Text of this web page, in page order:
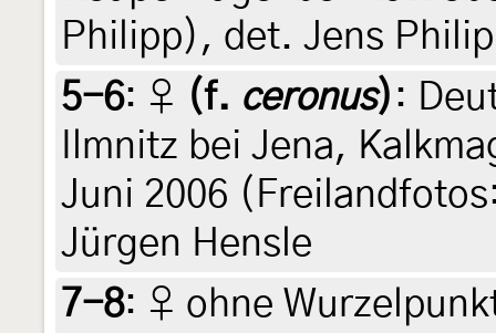
Philipp), det. Jens
5-6: ♀ (f. ceronus) :
Ilmnitz bei Jena,
Juni 2006
Jürgen Hensle
7-8: ♀ ohne